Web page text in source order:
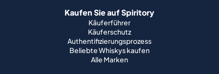
Kaufen Sie auf Spiritory
Käuferführer
Käuferschutz
Authentifizierungsprozess
Beliebte Whiskys kaufen
Alle Marken